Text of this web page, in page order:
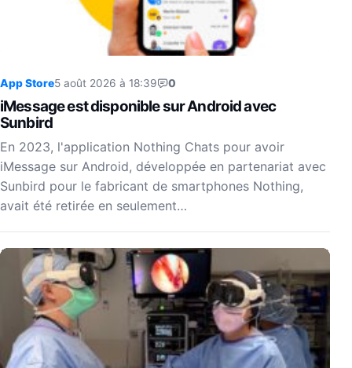
App Store5 août 2026 à 18:39 0
iMessage est disponible sur Android avec
Sunbird
En 2023, l'application Nothing Chats pour avoir
iMessage sur Android, développée en partenariat avec
Sunbird pour le fabricant de smartphones Nothing,
avait été retirée en seulement…